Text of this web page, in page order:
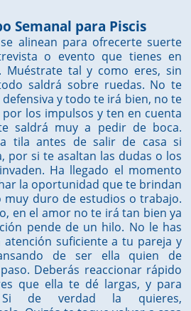
Semanal para Piscis
alinean para ofrecerte suerte
o evento que tienes en
Muéstrate tal y como eres, sin
saldrá sobre ruedas. No te
defensiva y todo te irá bien, no te
por los impulsos y ten en cuenta
saldrá muy a pedir de boca.
tila antes de salir de casa si
por si te asaltan las dudas o los
Ha llegado el momento
la oportunidad que te brindan
muy duro de estudios o trabajo.
en el amor no te irá tan bien ya
pende de un hilo. No le has
atención suficiente a tu pareja y
de ser ella quien de
Deberás reaccionar rápido
que ella te dé largas, y para
Si de verdad la quieres,